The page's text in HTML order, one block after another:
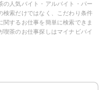
の人気バイト・アルバイト・パー
検索だけではなく、こだわり条件
するお仕事を簡単に検索できま
茶のお仕事探しはマイナビバイ